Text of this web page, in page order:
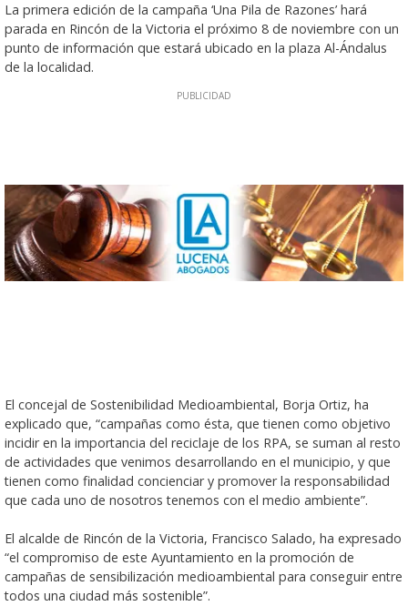
La primera edición de la campaña ‘Una Pila de Razones’ hará
parada en Rincón de la Victoria el próximo 8 de noviembre con un
punto de información que estará ubicado en la plaza Al-Ándalus
de la localidad.
El concejal de Sostenibilidad Medioambiental, Borja Ortiz, ha
explicado que, “campañas como ésta, que tienen como objetivo
incidir en la importancia del reciclaje de los RPA, se suman al resto
de actividades que venimos desarrollando en el municipio, y que
tienen como finalidad concienciar y promover la responsabilidad
que cada uno de nosotros tenemos con el medio ambiente”.
El alcalde de Rincón de la Victoria, Francisco Salado, ha expresado
“el compromiso de este Ayuntamiento en la promoción de
campañas de sensibilización medioambiental para conseguir entre
todos una ciudad más sostenible”.